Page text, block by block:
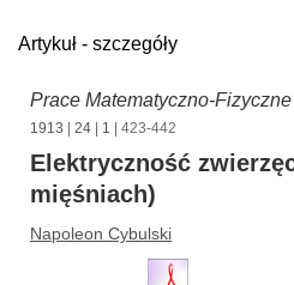
Artykuł - szczegóły
Prace Matematyczno-Fizyczne
1913 24 1 | 423-442
Elektryczność
mięśniach)
Napoleon Cybulski